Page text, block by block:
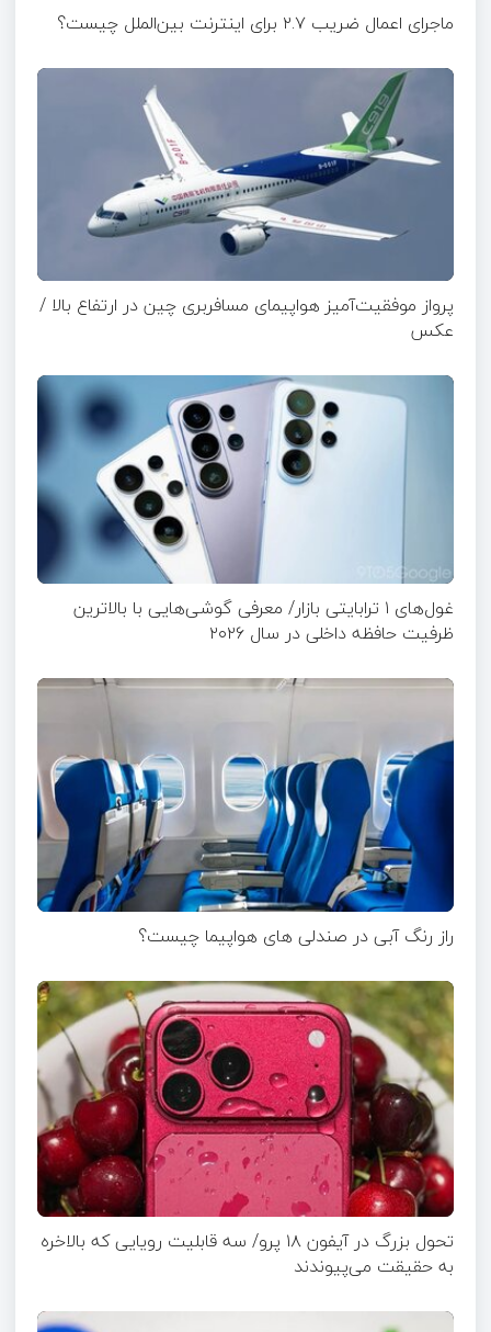
ماجرای اعمال ضریب ۲.۷ برای اینترنت بین‌الملل چیست؟
پرواز موفقیت‌آمیز هواپیمای مسافربری چین در ارتفاع بالا /
عکس
غول‌های ۱ ترابایتی بازار/ معرفی گوشی‌هایی با بالاترین
ظرفیت حافظه داخلی در سال ۲۰۲۶
راز رنگ آبی در صندلی های هواپیما چیست؟
تحول بزرگ در آیفون ۱۸ پرو/ سه قابلیت رویایی که بالاخره
به حقیقت می‌پیوندند